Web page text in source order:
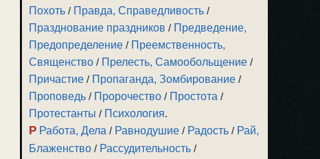
Похоть / Правда, Справедливость /
Празднование праздников / Предведение,
Предопределение / Преемственность,
Священство / Прелесть, Самообольщение /
Причастие / Пропаганда, Зомбирование /
Проповедь / Пророчество / Простота /
Протестанты / Психология.
Р Работа, Дела / Равнодушие / Радость / Рай,
Блаженство / Рассудительность /